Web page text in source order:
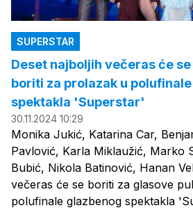
SUPERSTAR
Deset najboljih večeras će
boriti za prolazak u
spektakla 'Superstar'
30.11.2024 10:29
Monika Jukić, Katarina Car,
Pavlović, Karla Miklaužić, Marko
Bubić, Nikola Batinović, Hanan
večeras će se boriti za glasove
polufinale glazbenog spektakla